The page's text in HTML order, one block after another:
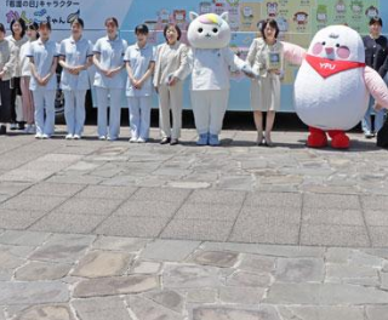
2020年7月 (1)
2020年3月 (3)
2020年2月 (4)
2020年1月 (2)
2019年12月 (5)
2019年11月 (7)
2019年10月 (5)
2019年9月 (2)
2019年8月 (5)
2019年7月 (12)